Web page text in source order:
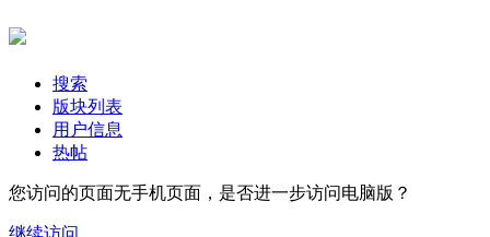
搜索
版块列表
用户信息
热帖
您访问的页面无手机页面，是否进一步访问电脑版？
继续访问